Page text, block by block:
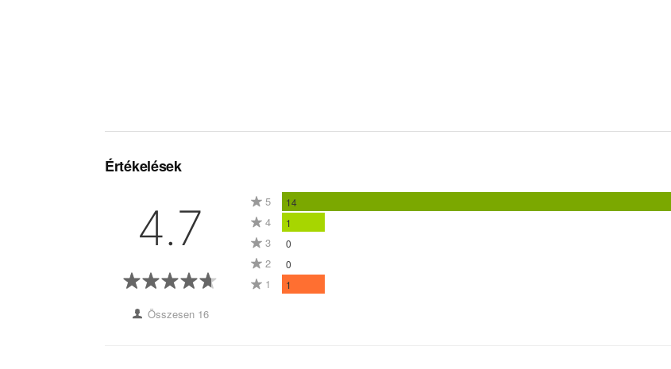
Értékelések
4.7
Összesen 16
5 14
4 1
3 0
2 0
1 1